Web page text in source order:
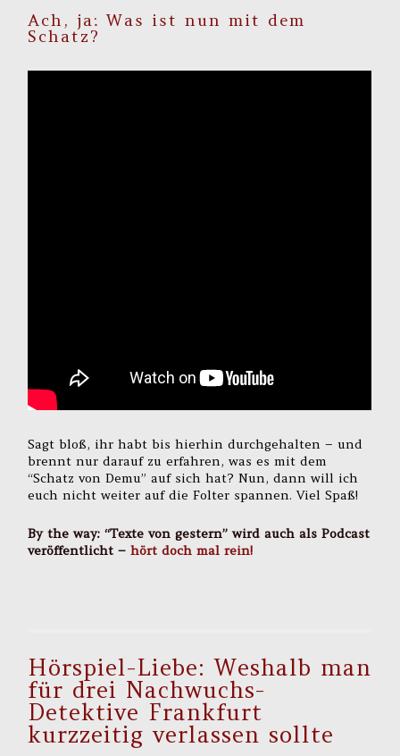
Ach, ja: Was ist nun mit dem
Schatz?
Sagt bloß, ihr habt bis hierhin durchgehalten – und
brennt nur darauf zu erfahren, was es mit dem
“Schatz von Demu” auf sich hat? Nun, dann will ich
euch nicht weiter auf die Folter spannen. Viel Spaß!
By the way: “Texte von gestern” wird auch als Podcast
veröffentlicht –hört doch mal rein!
Hörspiel-Liebe: Weshalb man
für drei Nachwuchs-
Detektive Frankfurt
kurzzeitig verlassen sollte